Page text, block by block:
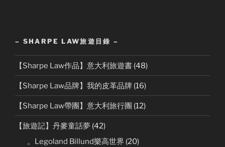
– SHARPE LAW旅遊目錄 –
【Sharpe Law作品】意大利旅遊書 (48)
【Sharpe Law品牌】我的皮革品牌 (16)
【Sharpe Law帶團】意大利旅行團 (12)
【旅遊記】丹麥童話夢 (42)
。Legoland Billund樂高世界 (20)